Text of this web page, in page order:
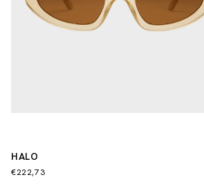
HALO
€222,73